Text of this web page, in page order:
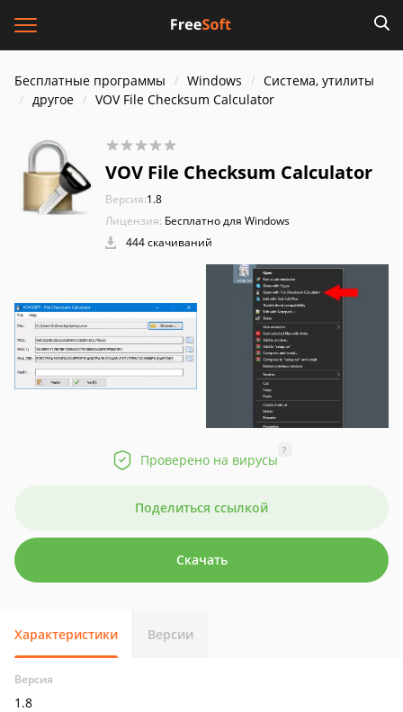
Бесплатные программы Windows
Система, утилиты
другое
VOV File Checksum Calculator
VOV File Checksum Calculator
Версия:1.8
Лицензия: Бесплатно для Windows
444 скачиваний
Проверено на вирусы
?
Поделиться ссылкой
Скачать
Характеристики Версии
Версия
1.8